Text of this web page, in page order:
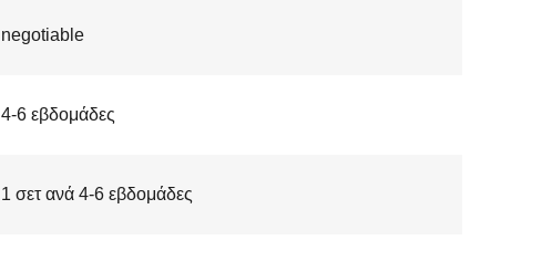
negotiable
4-6 εβδομάδες
1 σετ ανά 4-6 εβδομάδες